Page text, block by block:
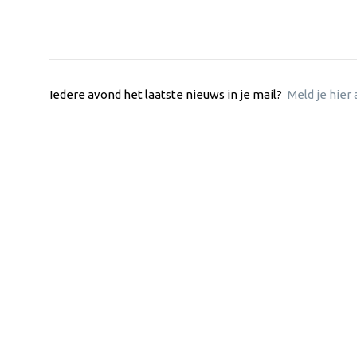
Iedere avond het laatste nieuws in je mail? Meld je hier